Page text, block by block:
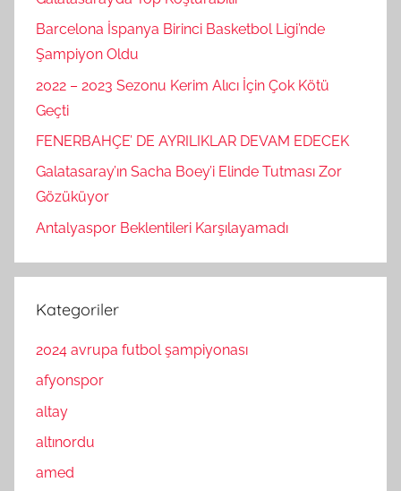
Barcelona İspanya Birinci Basketbol Ligi’nde
Şampiyon Oldu
2022 – 2023 Sezonu Kerim Alıcı İçin Çok Kötü
Geçti
FENERBAHÇE’ DE AYRILIKLAR DEVAM EDECEK
Galatasaray’ın Sacha Boey’i Elinde Tutması Zor
Gözüküyor
Antalyaspor Beklentileri Karşılayamadı
Kategoriler
2024 avrupa futbol şampiyonası
afyonspor
altay
altınordu
amed